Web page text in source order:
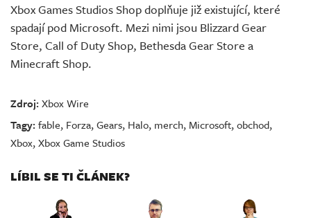
Xbox Games Studios Shop doplňuje již existující, které
spadají pod Microsoft. Mezi nimi jsou Blizzard Gear
Store, Call of Duty Shop, Bethesda Gear Store a
Minecraft Shop.
Zdroj:Xbox Wire
Tagy:fable, Forza,Gears, Halo, merch, Microsoft,obchod,
Xbox,Xbox Game Studios
LÍBIL SE TI ČLÁNEK?